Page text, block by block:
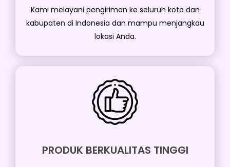
Kami melayani pengiriman ke seluruh kota dan
kabupaten di Indonesia dan mampu menjangkau
lokasi Anda.
PRODUK BERKUALITAS TINGGI